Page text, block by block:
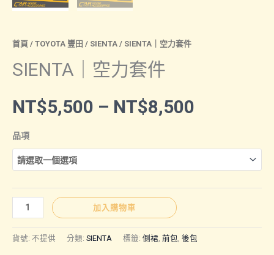
首頁 / TOYOTA 豐田 / SIENTA / SIENTA｜空力套件
SIENTA｜空力套件
NT$5,500 – NT$8,500
範
品項
SIENTA
｜
空
加入購物車
貨號: 不提供 分類: SIENTA 標籤: 側裙 前包 後包